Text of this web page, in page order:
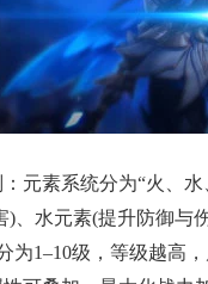
元素系统分为“火、
)、水元素(提升防御与
为1–10级，等级越高